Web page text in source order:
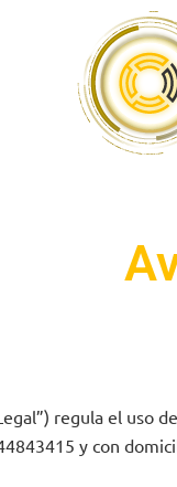
regula el uso
y con